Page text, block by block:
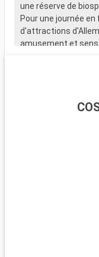
une réserve de
Pour une journée
d'attractions
amusement et